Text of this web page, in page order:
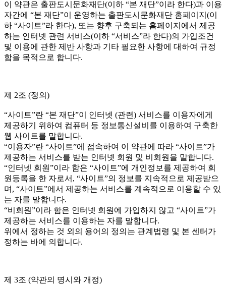
이 약관은 출판도시문화재단(이하 “본 재단”이라 한다)과 이용
자간에 “본 재단”이 운영하는 출판도시문화재단 홈페이지(이
하 “사이트”라 한다), 또는 향후 구축되는 홈페이지에서 제공
하는 인터넷 관련 서비스(이하 “서비스”라 한다)의 가입조건
및 이용에 관한 제반 사항과 기타 필요한 사항에 대하여 규정
함을 목적으로 합니다.
제 2조 (정의)
“사이트”란 “본 재단”이 인터넷 (관련) 서비스를 이용자에게
제공하기 위하여 컴퓨터 등 정보통신설비를 이용하여 구축한
웹 사이트를 말합니다.
“이용자”란 “사이트”에 접속하여 이 약관에 따라 “사이트”가
제공하는 서비스를 받는 인터넷 회원 및 비회원을 말합니다.
“인터넷 회원”이라 함은 “사이트”에 개인정보를 제공하여 회
원등록을 한 자로서, “사이트”의 정보를 지속적으로 제공받으
며, “사이트”에서 제공하는 서비스를 계속적으로 이용할 수 있
는 자를 말합니다.
“비회원”이라 함은 인터넷 회원에 가입하지 않고 “사이트”가
제공하는 서비스를 이용하는 자를 말합니다.
위에서 정하는 것 외의 용어의 정의는 관계법령 및 본 센터가
정하는 바에 의합니다.
제 3조 (약관의 명시와 개정)